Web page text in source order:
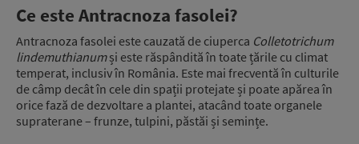
Ce este Antracnoza fasolei?
Antracnoza fasolei este cauzată de ciuperca Colletotrichum
lindemuthianumși este răspândită în toate țările cu climat
temperat, inclusiv în România. Este mai frecventă în culturile
de câmp decât în cele din spații protejate și poate apărea în
orice fază de dezvoltare a plantei, atacând toate organele
supraterane – frunze, tulpini, păstăi și semințe.